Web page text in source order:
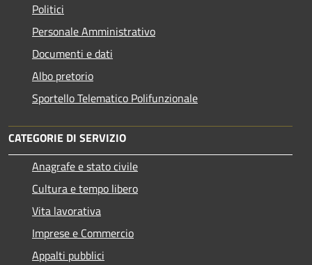
Politici
Personale Amministrativo
Documenti e dati
Albo pretorio
Sportello Telematico Polifunzionale
CATEGORIE DI SERVIZIO
Anagrafe e stato civile
Cultura e tempo libero
Vita lavorativa
Imprese e Commercio
Appalti pubblici